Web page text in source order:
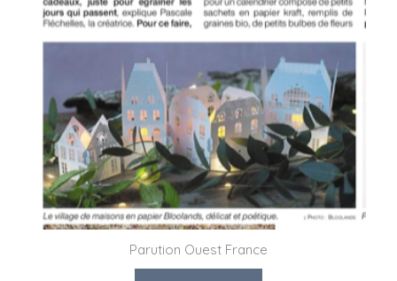
Parution Ouest France